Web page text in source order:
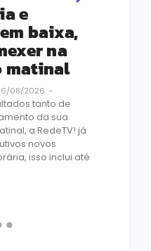
e
baixa,
na
matinal
08/2026 -
tanto de
da sua
a RedeTV! já
novos
isso inclui até